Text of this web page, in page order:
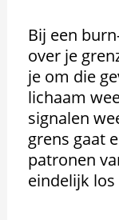
Bij een
over je
je om die
lichaam
signalen
grens gaat
patronen
eindelijk